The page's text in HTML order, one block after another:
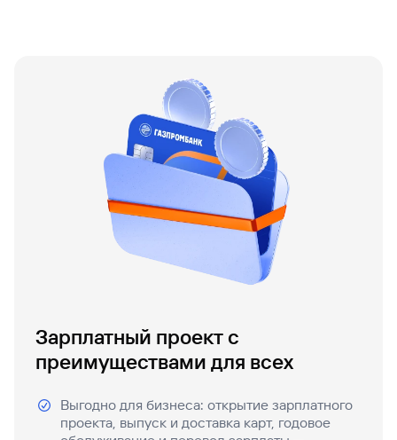
Зарплатный проект с
преимуществами для всех
Выгодно для бизнеса: открытие зарплатного
проекта, выпуск и доставка карт, годовое